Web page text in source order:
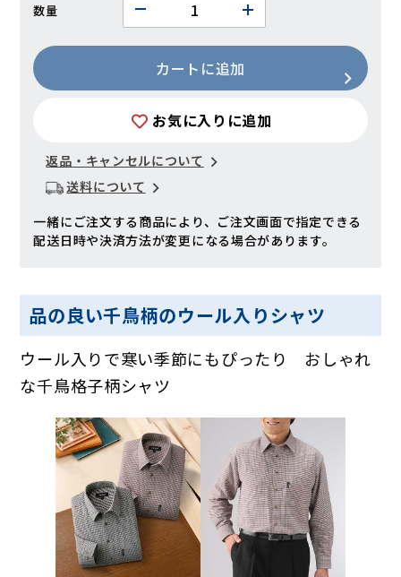
数量
カートに追加
お気に入りに追加
返品・キャンセルについて
送料について
一緒にご注文する商品により、ご注文画面で指定できる
配送日時や決済方法が変更になる場合があります。
品の良い千鳥柄のウール入りシャツ
ウール入りで寒い季節にもぴったり おしゃれ
な千鳥格子柄シャツ